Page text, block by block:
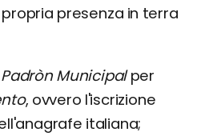
presenza in terra
Padròn Municipalper
, ovvero l'iscrizione
italiana;